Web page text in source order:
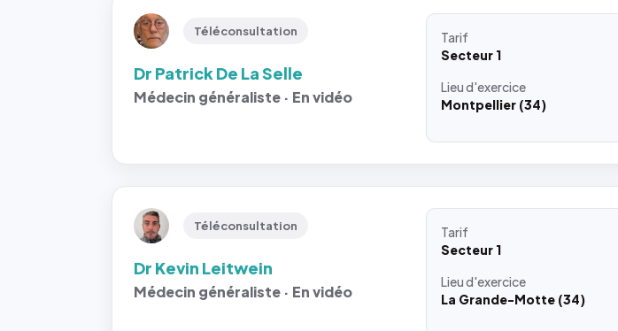
Téléconsultation
Dr Patrick De La Selle
Médecin généraliste · En vidéo
Tarif
Secteur 1
Lieud'exercice
Montpellier (34)
Téléconsultation
Dr Kevin Leitwein
Médecin généraliste · En vidéo
Tarif
Secteur 1
Lieud'exercice
La Grande-Motte (34)